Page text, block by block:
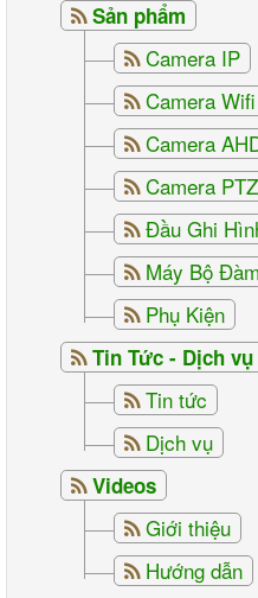
Sản phẩm
Camera IP
Camera Wifi
Camera
Camera PTZ
Đầu Ghi
Máy Bộ Đàm
Phụ Kiện
Tin Tức - Dịch vụ
Tin tức
Dịch vụ
Videos
Giới thiệu
Hướng dẫn